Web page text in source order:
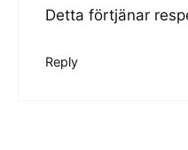
Detta förtjänar
Reply